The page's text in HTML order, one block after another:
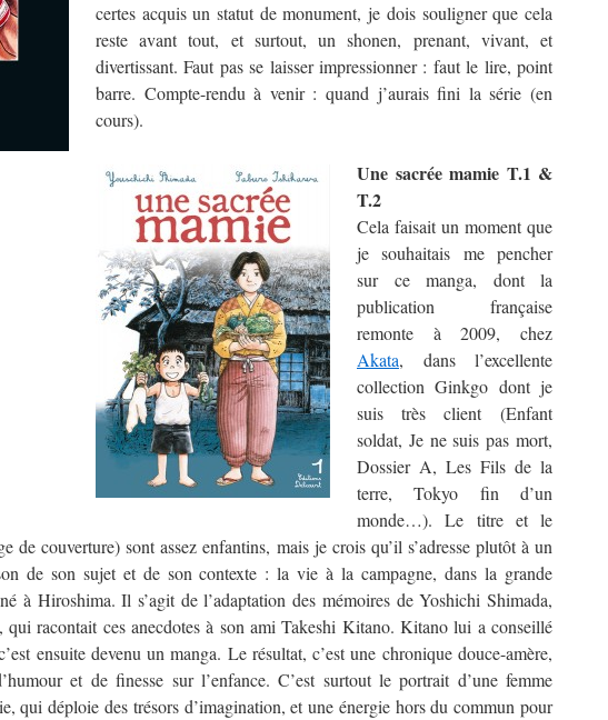
certes acquis un statut de monument, je dois souligner que cela
reste avant tout, et surtout, un shonen, prenant, vivant, et
divertissant. Faut pas se laisser impressionner : faut le lire, point
barre. Compte-rendu à venir : quand j’aurais fini la série (en
cours).
Une sacrée mamie T.1 &
T.2
Cela faisait un moment que
je souhaitais me pencher
sur ce manga, dont la
publication française
remonte à 2009, chez
Akata, dans l’excellente
collection Ginkgo dont je
suis très client (Enfant
soldat, Je ne suis pas mort,
Dossier A, Les Fils de la
terre, Tokyo fin d’un
monde…). Le titre et le
de couverture) sont assez enfantins, mais je crois qu’il s’adresse plutôt à un
de son sujet et de son contexte : la vie à la campagne, dans la grande
à Hiroshima. Il s’agit de l’adaptation des mémoires de Yoshichi Shimada,
qui racontait ces anecdotes à son ami Takeshi Kitano. Kitano lui a conseillé
ensuite devenu un manga. Le résultat, c’est une chronique douce-amère,
et de finesse sur l’enfance. C’est surtout le portrait d’une femme
qui déploie des trésors d’imagination, et une énergie hors du commun pour